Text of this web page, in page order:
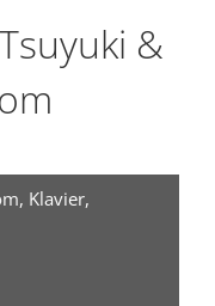
&
, Klavier,